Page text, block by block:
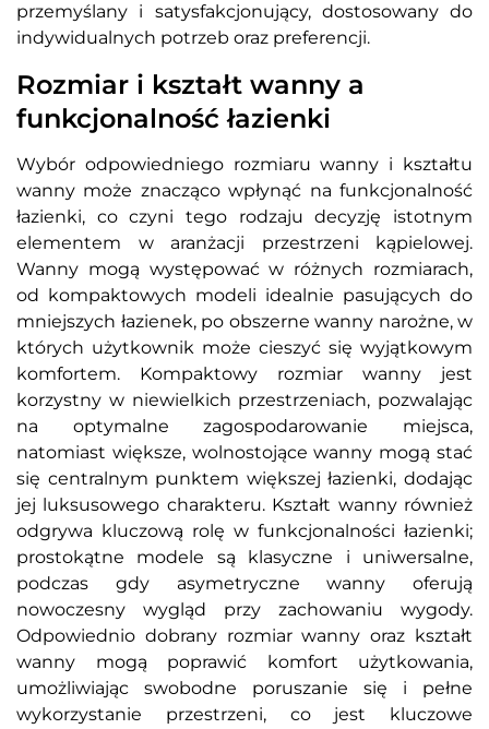
przemyślany i satysfakcjonujący, dostosowany do
indywidualnych potrzeb oraz preferencji.
Rozmiar i kształt wanny a
funkcjonalność łazienki
Wybór odpowiedniego rozmiaru wanny i kształtu
wanny może znacząco wpłynąć na funkcjonalność
łazienki, co czyni tego rodzaju decyzję istotnym
elementem w aranżacji przestrzeni kąpielowej.
Wanny mogą występować w różnych rozmiarach,
od kompaktowych modeli idealnie pasujących do
mniejszych łazienek, po obszerne wanny narożne, w
których użytkownik może cieszyć się wyjątkowym
komfortem. Kompaktowy rozmiar wanny jest
korzystny w niewielkich przestrzeniach, pozwalając
na optymalne zagospodarowanie miejsca,
natomiast większe, wolnostojące wanny mogą stać
się centralnym punktem większej łazienki, dodając
jej luksusowego charakteru. Kształt wanny również
odgrywa kluczową rolę w funkcjonalności łazienki;
prostokątne modele są klasyczne i uniwersalne,
podczas gdy asymetryczne wanny oferują
nowoczesny wygląd przy zachowaniu wygody.
Odpowiednio dobrany rozmiar wanny oraz kształt
wanny mogą poprawić komfort użytkowania,
umożliwiając swobodne poruszanie się i pełne
wykorzystanie przestrzeni, co jest kluczowe